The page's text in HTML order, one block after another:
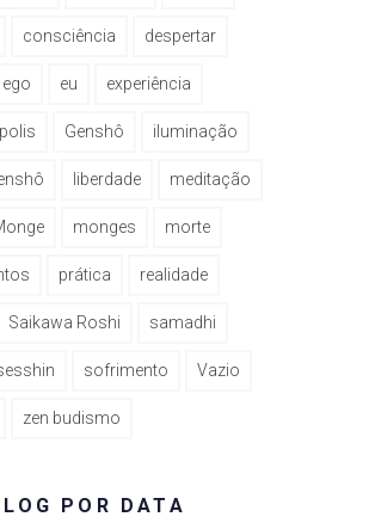
consciência despertar
ego eu experiência
Genshô iluminação
liberdade meditação
monges morte
prática realidade
Saikawa Roshi samadhi
sofrimento Vazio
zen budismo
POR DATA